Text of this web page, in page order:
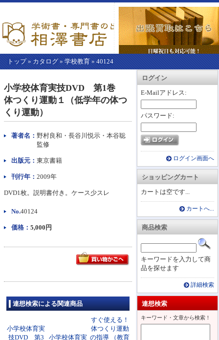
トップ» カタログ » 学校教育 » 40124
カートを見る
ログイン
E-Mailアドレス:
パスワード:
ログイン画面へ
ショッピングカート
カートは空です...
カートへ...
商品検索
キーワードを入力して商
品を探せます
詳細検索
連想検索
キーワード・文章から検索！
こ
か
ら
本
文】
小学校体育実技DVD 第1巻
体つくり運動１（低学年の体つ
くり運動）
著者名： 野村良和・長谷川悦示・本谷聡
監修
出版元： 東京書籍
刊行年： 2009年
DVD1枚。説明書付き。ケース少スレ
No.40124
価格： 5,000円
連想検索による関連商品
小学校体育実
技DVD 第3
小学校体育実
すぐ使える！
体つくり運動
の指導 （教育